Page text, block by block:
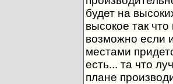
будет на
высокое так
возможно если
местами
есть... та что
плане